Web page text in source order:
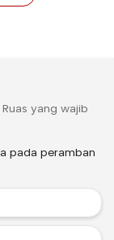
Ruas yang wajib
pada peramban